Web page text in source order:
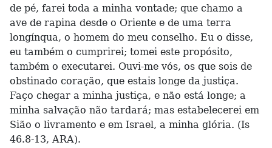
de pé, farei toda a minha vontade; que chamo a
ave de rapina desde o Oriente e de uma terra
longínqua, o homem do meu conselho. Eu o disse,
eu também o cumprirei; tomei este propósito,
também o executarei. Ouvi-me vós, os que sois de
obstinado coração, que estais longe da justiça.
Faço chegar a minha justiça, e não está longe; a
minha salvação não tardará; mas estabelecerei em
Sião o livramento e em Israel, a minha glória. (Is
46.8-13, ARA).